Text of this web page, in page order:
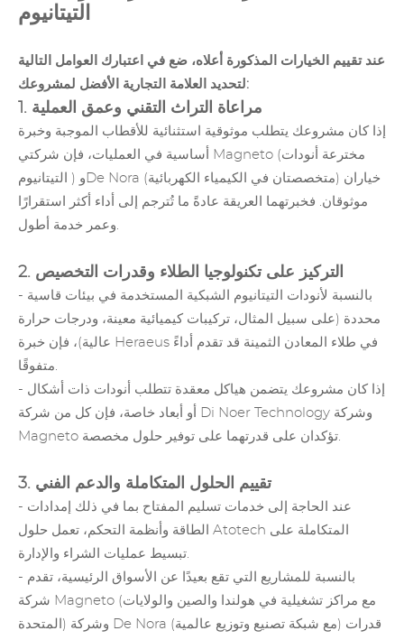
التيتانيوم
عند تقييم الخيارات المذكورة أعلاه، ضع في اعتبارك العوامل التالية
لتحديد العلامة التجارية الأفضل لمشروعك:
1. مراعاة التراث التقني وعمق العملية
إذا كان مشروعك يتطلب موثوقية استثنائية للأقطاب الموجبة وخبرة
أساسية في العمليات، فإن شركتي Magneto (مخترعة
أنودات
التيتانيوم
) وDe Nora (متخصصتان في الكيمياء الكهربائية) خياران
موثوقان. فخبرتهما العريقة عادةً ما تُترجم إلى أداء أكثر استقرارًا
وعمر خدمة أطول.
2. التركيز على تكنولوجيا الطلاء وقدرات التخصيص
- بالنسبة لأنودات التيتانيوم الشبكية المستخدمة في بيئات قاسية
محددة (على سبيل المثال، تركيبات كيميائية معينة، ودرجات حرارة
عالية)، فإن خبرة Heraeus في طلاء المعادن الثمينة قد تقدم أداءً
متفوقًا.
- إذا كان مشروعك يتضمن هياكل معقدة تتطلب أنودات ذات أشكال
أو أبعاد خاصة، فإن كل من شركة Di Noer Technology وشركة
Magneto تؤكدان على قدرتهما على توفير حلول مخصصة.
3. تقييم الحلول المتكاملة والدعم الفني
- عند الحاجة إلى خدمات تسليم المفتاح بما في ذلك إمدادات
الطاقة وأنظمة التحكم، تعمل حلول Atotech المتكاملة على
تبسيط عمليات الشراء والإدارة.
- بالنسبة للمشاريع التي تقع بعيدًا عن الأسواق الرئيسية، تقدم
شركة Magneto (مع مراكز تشغيلية في هولندا والصين والولايات
De Nora (مع شبكة تصنيع وتوزيع عالمية) قدرات